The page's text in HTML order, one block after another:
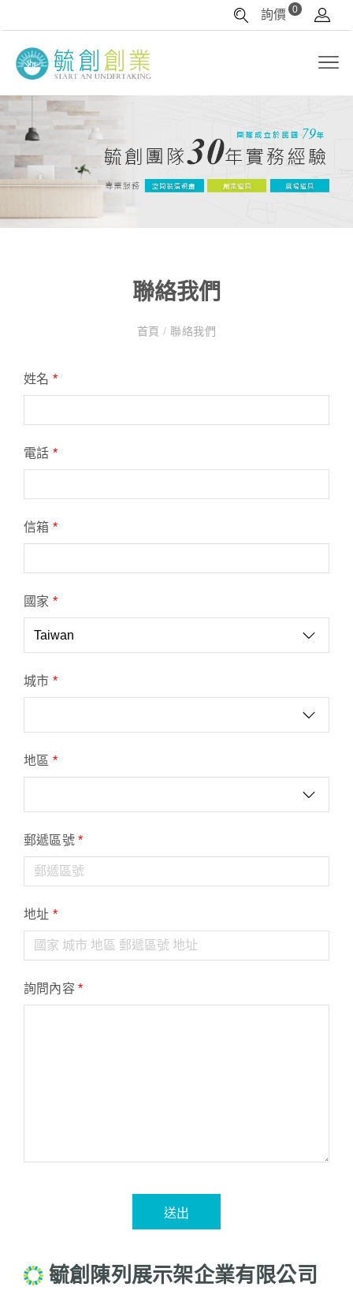
詢價 0
聯絡我們
首頁/ 聯絡我們
姓名 *
電話 *
信箱 *
國家 *
城市 *
地區 *
郵遞區號*
地址 *
詢問內容*
送出
毓創陳列展示架企業有限公司